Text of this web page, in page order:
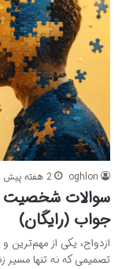
oghlon 2 هفته پیش
جواب (رایگان)
ازدواج، یکی از
تصمیمی که نه تنها مسیر